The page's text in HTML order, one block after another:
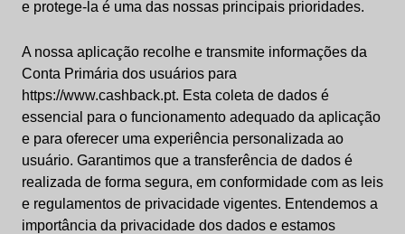
e protege-la é uma das nossas principais prioridades.
A nossa aplicação recolhe e transmite informações da
Conta Primária dos usuários para
https://www.cashback.pt. Esta coleta de dados é
essencial para o funcionamento adequado da aplicação
e para oferecer uma experiência personalizada ao
usuário. Garantimos que a transferência de dados é
realizada de forma segura, em conformidade com as leis
e regulamentos de privacidade vigentes. Entendemos a
importância da privacidade dos dados e estamos